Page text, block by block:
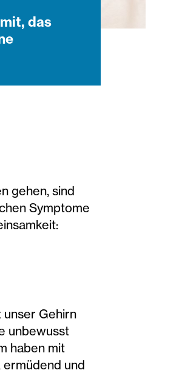
das
gehen, sind
Symptome
Gehirn
unbewusst
haben mit
und